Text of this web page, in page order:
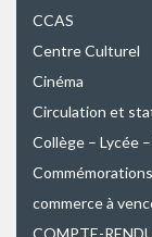
CCAS
Centre Culturel
Cinéma
Circulation et
Collège – Lycée
Commémorations
commerce à
COMPTE-